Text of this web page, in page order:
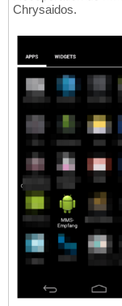
Chrysaidos.